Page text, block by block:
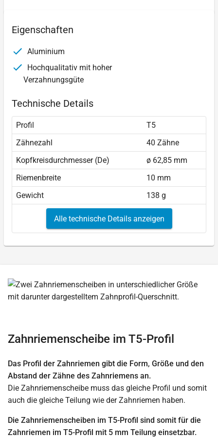
Eigenschaften
Aluminium
Hochqualitativ mit hoher
Verzahnungsgüte
Technische Details
Profil
T5
Zähnezahl
40 Zähne
Kopfkreisdurchmesser (De)
ø 62,85 mm
Riemenbreite
10 mm
Gewicht
138 g
Alle technische Details anzeigen
Zahnriemenscheibe im T5-Profil
Das Profil der Zahnriemen gibt die Form, Größe und den
Abstand der Zähne des Zahnriemens an.
Die Zahnriemenscheibe muss das gleiche Profil und somit
auch die gleiche Teilung wie der Zahnriemen haben.
Die Zahnriemenscheiben im T5-Profil sind somit für die
Zahnriemen im T5-Profil mit 5 mm Teilung einsetzbar.